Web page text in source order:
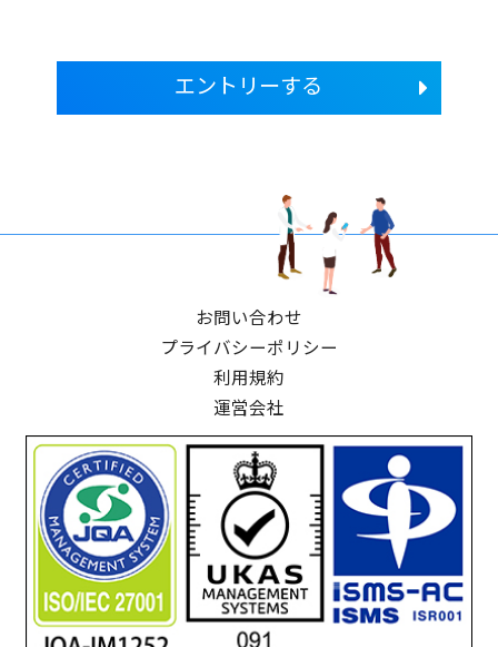
エントリーする
お問い合わせ
プライバシーポリシー
利用規約
運営会社